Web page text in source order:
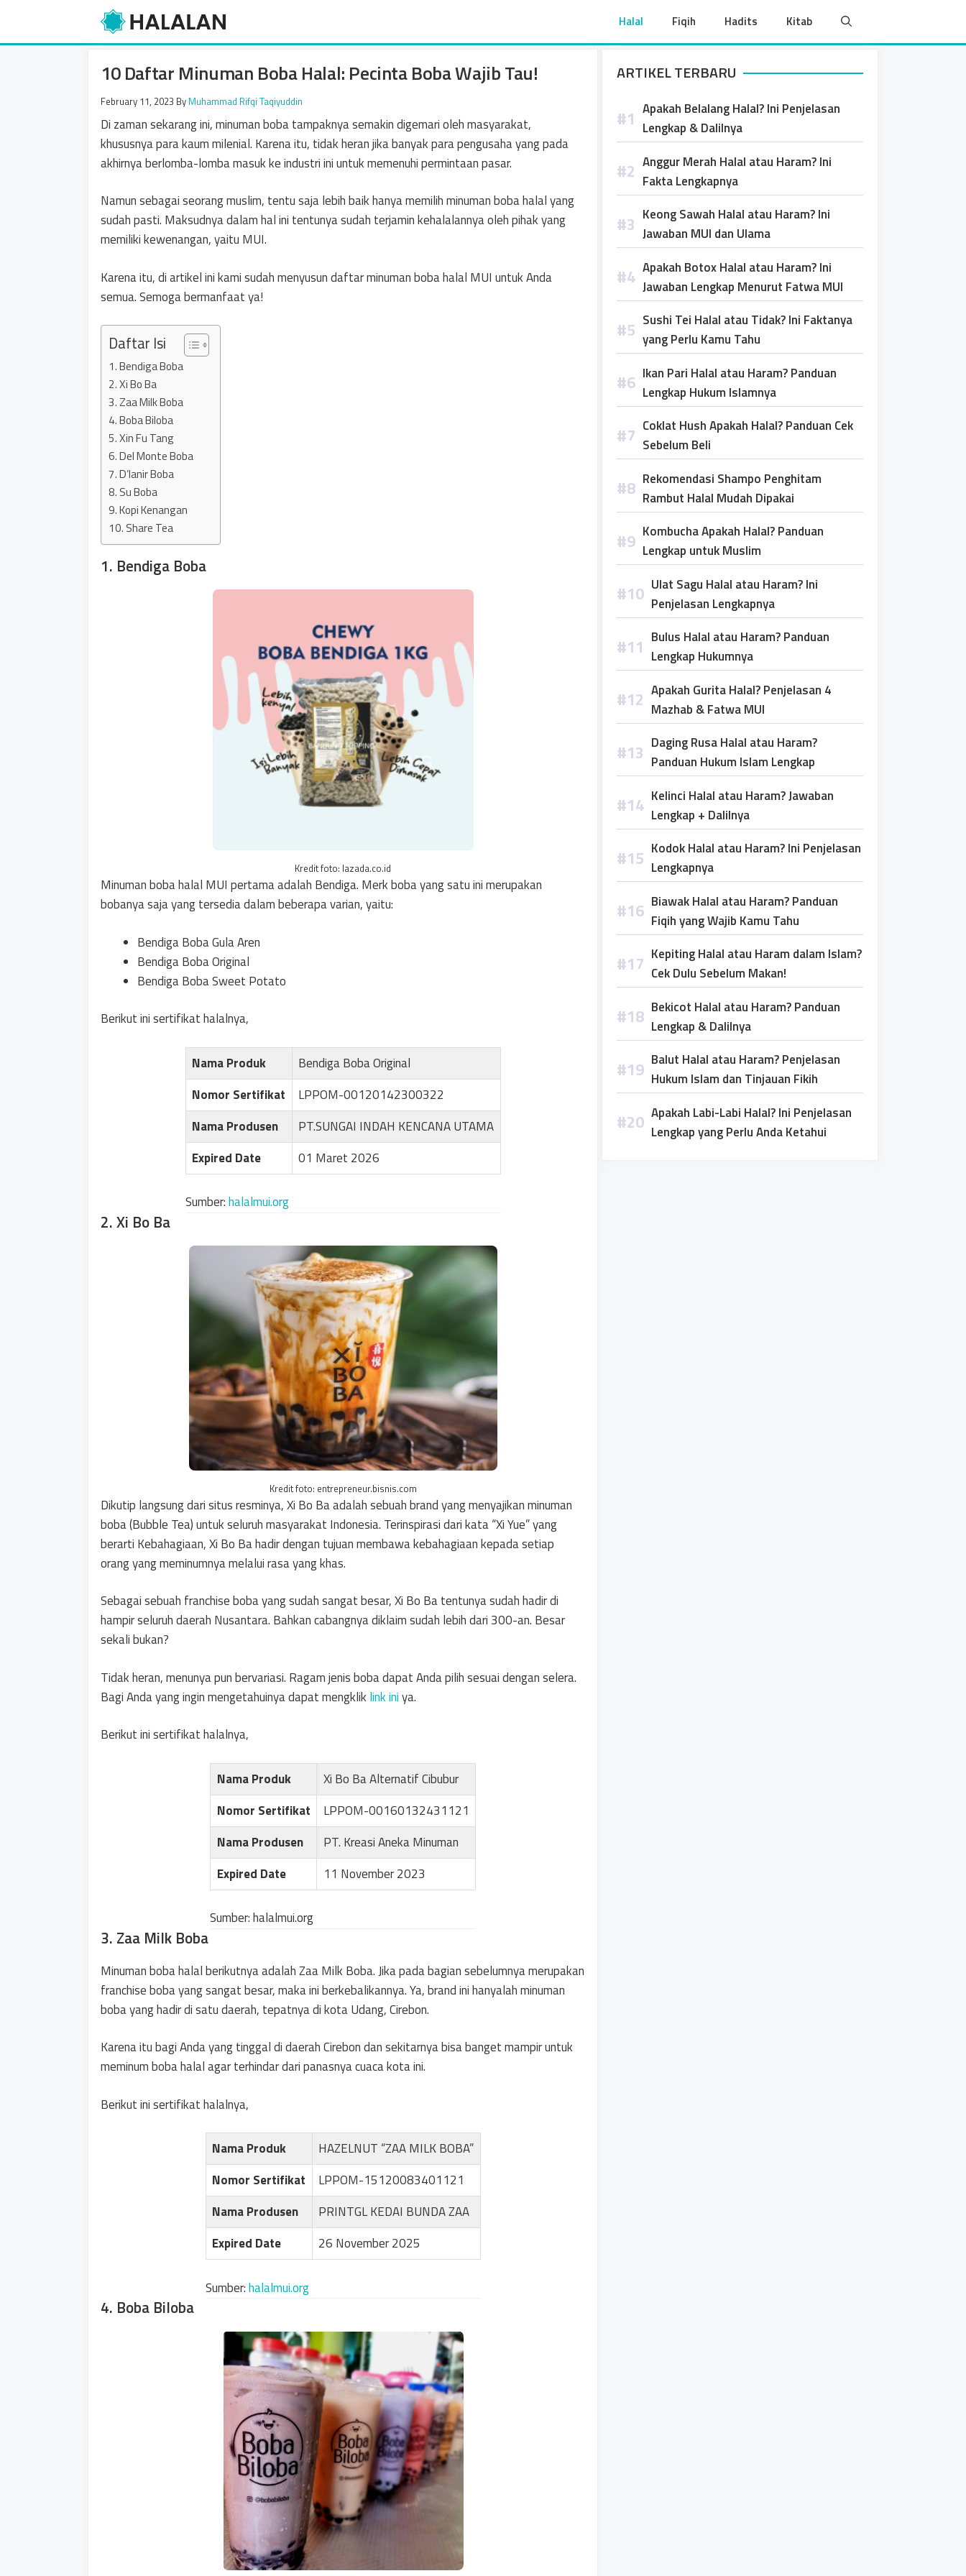
content
Halal Fiqih Hadits Kitab
10 Daftar Minuman Boba Halal: Pecinta Boba Wajib Tau!
February 11, 2023 By Muhammad Rifqi Taqiyuddin
Di zaman sekarang ini, minuman boba tampaknya semakin digemari oleh masyarakat,
khususnya para kaum milenial. Karena itu, tidak heran jika banyak para pengusaha yang pada
akhirnya berlomba-lomba masuk ke industri ini untuk memenuhi permintaan pasar.
Namun sebagai seorang muslim, tentu saja lebih baik hanya memilih minuman boba halal yang
sudah pasti. Maksudnya dalam hal ini tentunya sudah terjamin kehalalannya oleh pihak yang
memiliki kewenangan, yaitu MUI.
Karena itu, di artikel ini kami sudah menyusun daftar minuman boba halal MUI untuk Anda
semua. Semoga bermanfaat ya!
Daftar Isi
1. Bendiga Boba
2. Xi Bo Ba
3. Zaa Milk Boba
4. Boba Biloba
5. Xin Fu Tang
6. Del Monte Boba
7. D’lanir Boba
8. Su Boba
9. Kopi Kenangan
10. Share Tea
1. Bendiga Boba
Kredit foto: lazada.co.id
Minuman boba halal MUI pertama adalah Bendiga. Merk boba yang satu ini merupakan
bobanya saja yang tersedia dalam beberapa varian, yaitu:
Bendiga Boba Gula Aren
Bendiga Boba Original
Bendiga Boba Sweet Potato
Berikut ini sertifikat halalnya,
Nama Produk
Bendiga Boba Original
Nomor Sertifikat
LPPOM-00120142300322
Nama Produsen
PT.SUNGAI INDAH KENCANA UTAMA
Expired Date
01 Maret 2026
Sumber:halalmui.org
2. Xi Bo Ba
Kredit foto: entrepreneur.bisnis.com
Dikutip langsung dari situs resminya, Xi Bo Ba adalah sebuah brand yang menyajikan minuman
boba (Bubble Tea) untuk seluruh masyarakat Indonesia. Terinspirasi dari kata “Xi Yue” yang
berarti Kebahagiaan, Xi Bo Ba hadir dengan tujuan membawa kebahagiaan kepada setiap
orang yang meminumnya melalui rasa yang khas.
Sebagai sebuah franchise boba yang sudah sangat besar, Xi Bo Ba tentunya sudah hadir di
hampir seluruh daerah Nusantara. Bahkan cabangnya diklaim sudah lebih dari 300-an. Besar
sekali bukan?
Tidak heran, menunya pun bervariasi. Ragam jenis boba dapat Anda pilih sesuai dengan selera.
Bagi Anda yang ingin mengetahuinya dapat mengklik link iniya.
Berikut ini sertifikat halalnya,
Nama Produk
Xi Bo Ba Alternatif Cibubur
Nomor Sertifikat
LPPOM-00160132431121
Nama Produsen
PT. Kreasi Aneka Minuman
Expired Date
11 November 2023
Sumber: halalmui.org
3. Zaa Milk Boba
Minuman boba halal berikutnya adalah Zaa Milk Boba. Jika pada bagian sebelumnya merupakan
franchise boba yang sangat besar, maka ini berkebalikannya. Ya, brand ini hanyalah minuman
boba yang hadir di satu daerah, tepatnya di kota Udang, Cirebon.
Karena itu bagi Anda yang tinggal di daerah Cirebon dan sekitarnya bisa banget mampir untuk
meminum boba halal agar terhindar dari panasnya cuaca kota ini.
Berikut ini sertifikat halalnya,
Nama Produk
HAZELNUT “ZAA MILK BOBA”
Nomor Sertifikat
LPPOM-15120083401121
Nama Produsen
PRINTGL KEDAI BUNDA ZAA
Expired Date
26 November 2025
Sumber:halalmui.org
4. Boba Biloba
ARTIKEL TERBARU
Apakah Belalang Halal? Ini Penjelasan
Lengkap & Dalilnya
Anggur Merah Halal atau Haram? Ini
Fakta Lengkapnya
Keong Sawah Halal atau Haram? Ini
Jawaban MUI dan Ulama
Apakah Botox Halal atau Haram? Ini
Jawaban Lengkap Menurut Fatwa MUI
Sushi Tei Halal atau Tidak? Ini Faktanya
yang Perlu Kamu Tahu
Ikan Pari Halal atau Haram? Panduan
Lengkap Hukum Islamnya
Coklat Hush Apakah Halal? Panduan Cek
Sebelum Beli
Rekomendasi Shampo Penghitam
Rambut Halal Mudah Dipakai
Kombucha Apakah Halal? Panduan
Lengkap untuk Muslim
Ulat Sagu Halal atau Haram? Ini
Penjelasan Lengkapnya
Bulus Halal atau Haram? Panduan
Lengkap Hukumnya
Apakah Gurita Halal? Penjelasan 4
Mazhab & Fatwa MUI
Daging Rusa Halal atau Haram?
Panduan Hukum Islam Lengkap
Kelinci Halal atau Haram? Jawaban
Lengkap + Dalilnya
Kodok Halal atau Haram? Ini Penjelasan
Lengkapnya
Biawak Halal atau Haram? Panduan
Fiqih yang Wajib Kamu Tahu
Kepiting Halal atau Haram dalam Islam?
Cek Dulu Sebelum Makan!
Bekicot Halal atau Haram? Panduan
Lengkap & Dalilnya
Balut Halal atau Haram? Penjelasan
Hukum Islam dan Tinjauan Fikih
Apakah Labi-Labi Halal? Ini Penjelasan
Lengkap yang Perlu Anda Ketahui